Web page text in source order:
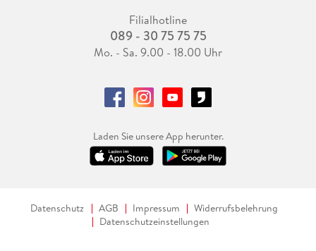
Filialhotline
089 - 30 75 75 75
Mo. - Sa. 9.00 - 18.00 Uhr
Laden Sie unsere App herunter.
Datenschutz AGB Impressum
Widerrufsbelehrung
Datenschutzeinstellungen